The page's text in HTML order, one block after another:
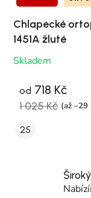
Chlapecké
1451A žluté
Skladem
od 718 Kč
1 025 Kč (až –29
25